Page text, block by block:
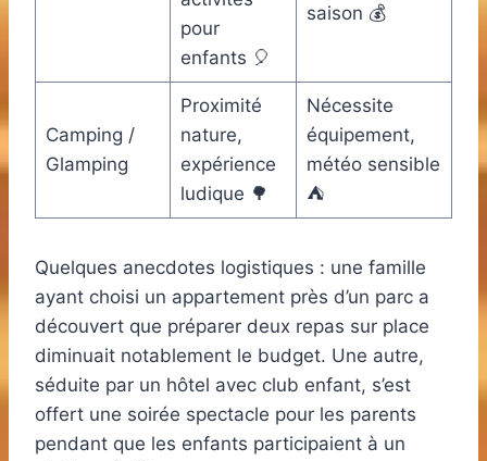
pour
enfants 🎈
saison 💰
Camping /
Glamping
Proximité
nature,
expérience
ludique 🌳
Nécessite
équipement,
météo sensible
⛺
Quelques anecdotes logistiques : une famille
ayant choisi un appartement près d’un parc a
découvert que préparer deux repas sur place
diminuait notablement le budget. Une autre,
séduite par un hôtel avec club enfant, s’est
offert une soirée spectacle pour les parents
pendant que les enfants participaient à un